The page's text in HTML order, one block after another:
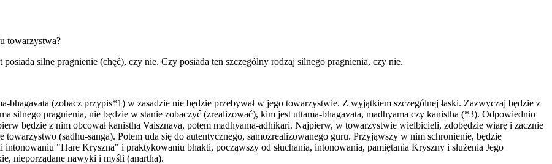
towarzystwa?
silne pragnienie (chęć), czy nie. Czy posiada ten szczególny rodzaj silnego pragnienia, czy nie.
bhagavata (zobacz przypis*1) w zasadzie nie będzie przebywał w jego towarzystwie. Z wyjątkiem szczególnej łaski. Zazwyczaj będzie z
silnego pragnienia, nie będzie w stanie zobaczyć (zrealizować), kim jest uttama-bhagavata, madhyama czy kanistha (*3). Odpowiednio
będzie z nim obcował kanistha Vaisznava, potem madhyama-adhikari. Najpierw, w towarzystwie wielbicieli, zdobędzie wiarę i zacznie
(sadhu-sanga). Potem uda się do autentycznego, samozrealizowanego guru. Przyjąwszy w nim schronienie, będzie
"Hare Kryszna" i praktykowaniu bhakti, począwszy od słuchania, intonowania, pamiętania Kryszny i służenia Jego
nieporządane nawyki i myśli (anartha).